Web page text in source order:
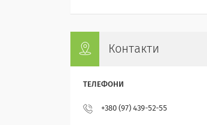
Контакти
+380 (97) 439-52-55